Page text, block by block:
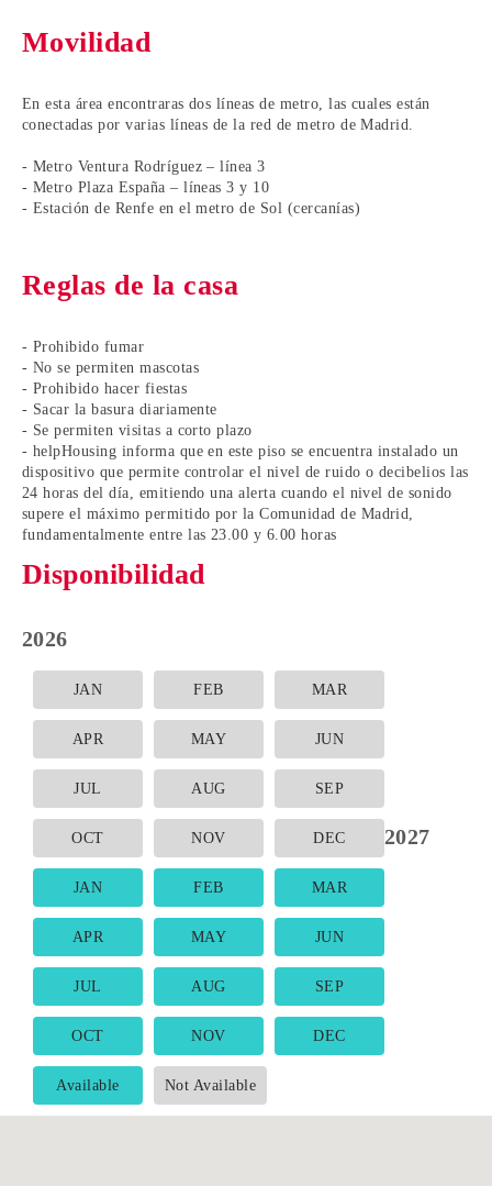
Movilidad
En esta área encontraras dos líneas de metro, las cuales están
conectadas por varias líneas de la red de metro de Madrid.
- Metro Ventura Rodríguez – línea 3
- Metro Plaza España – líneas 3 y 10
- Estación de Renfe en el metro de Sol (cercanías)
Reglas de la casa
- Prohibido fumar
- No se permiten mascotas
- Prohibido hacer fiestas
- Sacar la basura diariamente
- Se permiten visitas a corto plazo
- helpHousing informa que en este piso se encuentra instalado un
dispositivo que permite controlar el nivel de ruido o decibelios las
24 horas del día, emitiendo una alerta cuando el nivel de sonido
supere el máximo permitido por la Comunidad de Madrid,
fundamentalmente entre las 23.00 y 6.00 horas
Disponibilidad
2026
JAN FEB MAR
APR MAY JUN
JUL AUG SEP
OCT NOV DEC 2027
JAN FEB MAR
APR MAY JUN
JUL AUG SEP
OCT NOV DEC
Available Not Available